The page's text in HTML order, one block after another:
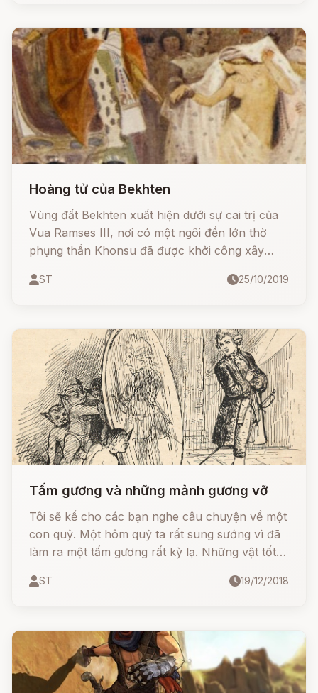
Hoàng tử của Bekhten
Vùng đất Bekhten xuất hiện dưới sự cai trị của
Vua Ramses III, nơi có một ngôi đền lớn thờ
phụng thần Khonsu đã được khởi công xây
thờ mà các linh mục và nhà khảo cổ tìm được
ST 25/10/2019
Tấm gương và những mảnh gương vỡ
Tôi sẽ kể cho các bạn nghe câu chuyện về một
con quỷ. Một hôm quỷ ta rất sung sướng vì đã
làm ra một tấm gương rất kỳ lạ. Những vật tốt
các vật xấu xí lại càng rõ nét và nổi bật hẳn
ST 19/12/2018